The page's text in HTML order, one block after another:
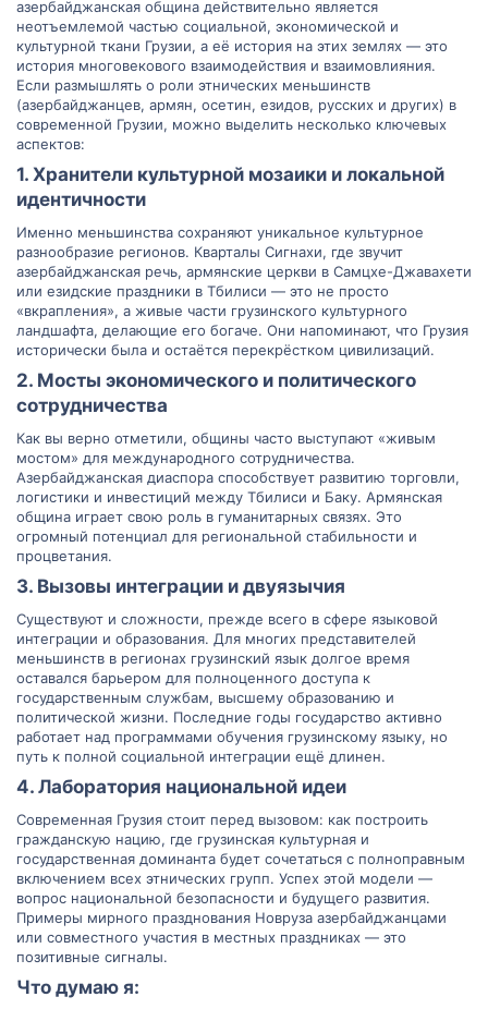
азербайджанская община действительно является
неотъемлемой частью социальной, экономической и
культурной ткани Грузии, а её история на этих землях — это
история многовекового взаимодействия и взаимовлияния.
Если размышлять о роли этнических меньшинств
(азербайджанцев, армян, осетин, езидов, русских и других) в
современной Грузии, можно выделить несколько ключевых
аспектов:
1. Хранители культурной мозаики и локальной
идентичности​
Именно меньшинства сохраняют уникальное культурное
разнообразие регионов. Кварталы Сигнахи, где звучит
азербайджанская речь, армянские церкви в Самцхе-Джавахети
или езидские праздники в Тбилиси — это не просто
«вкрапления», а живые части грузинского культурного
ландшафта, делающие его богаче. Они напоминают, что Грузия
исторически была и остаётся перекрёстком цивилизаций.
2. Мосты экономического и политического
сотрудничества​
Как вы верно отметили, общины часто выступают «живым
мостом» для международного сотрудничества.
Азербайджанская диаспора способствует развитию торговли,
логистики и инвестиций между Тбилиси и Баку. Армянская
община играет свою роль в гуманитарных связях. Это
огромный потенциал для региональной стабильности и
процветания.
3. Вызовы интеграции и двуязычия​
Существуют и сложности, прежде всего в сфере языковой
интеграции и образования. Для многих представителей
меньшинств в регионах грузинский язык долгое время
оставался барьером для полноценного доступа к
государственным службам, высшему образованию и
политической жизни. Последние годы государство активно
работает над программами обучения грузинскому языку, но
путь к полной социальной интеграции ещё длинен.
4. Лаборатория национальной идеи​
Современная Грузия стоит перед вызовом: как построить
гражданскую нацию, где грузинская культурная и
государственная доминанта будет сочетаться с полноправным
включением всех этнических групп. Успех этой модели —
вопрос национальной безопасности и будущего развития.
Примеры мирного празднования Новруза азербайджанцами
или совместного участия в местных праздниках — это
позитивные сигналы.
Что думаю я:​